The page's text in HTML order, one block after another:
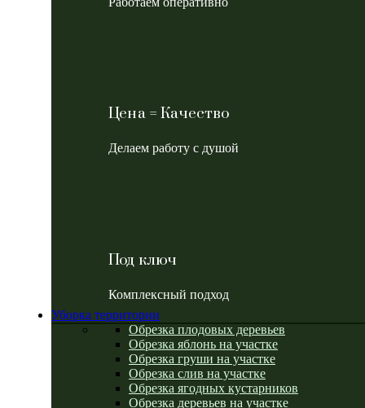
Цена = Качество
Делаем работу с душой
Под ключ
Комплексный подход
Уборка территории
Обрезка плодовых деревьев
Обрезка яблонь на участке
Обрезка груши на участке
Обрезка слив на участке
Обрезка ягодных кустарников
Обрезка деревьев на участке